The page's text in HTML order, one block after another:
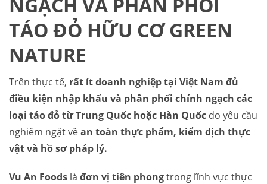
TÁO ĐỎ HỮU CƠ GREEN
NATURE
Trên thực tế, rất ít doanh nghiệp tại Việt Nam đủ
điều kiện nhập khẩu và phân phối chính ngạch các
loại táo đỏ từ Trung Quốc hoặc Hàn Quốc do yêu cầu
nghiêm ngặt vềan toàn thực phẩm, kiểm dịch thực
vật và hồ sơ pháp lý.
Vu An Foods là đơn vị tiên phongtrong lĩnh vực thực